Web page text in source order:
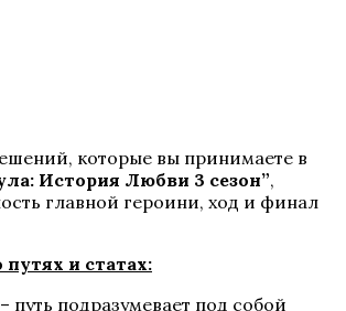
Три
которые вы принимаете в
История Любви 3 сезон”,
главной героини, ход и финал
и статах:
– путь подразумевает под собой